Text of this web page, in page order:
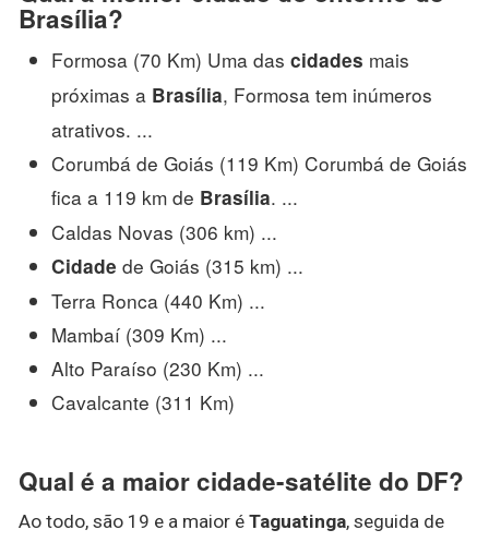
Brasília?
Formosa (70 Km) Uma das cidades mais
próximas a Brasília, Formosa tem inúmeros
atrativos. ...
Corumbá de Goiás (119 Km) Corumbá de Goiás
fica a 119 km de Brasília. ...
Caldas Novas (306 km) ...
Cidade de Goiás (315 km) ...
Terra Ronca (440 Km) ...
Mambaí (309 Km) ...
Alto Paraíso (230 Km) ...
Cavalcante (311 Km)
Qual é a maior cidade-satélite do DF?
Ao todo, são 19 e a maior é Taguatinga, seguida de